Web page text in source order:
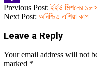
Yahoo
2022-
04-
Previous Post:ইইউ মিশনের ১৮
Next Post: অনিশ্চিত এশিয়া কাপ
Leave a Reply
Your email address will not
marked *